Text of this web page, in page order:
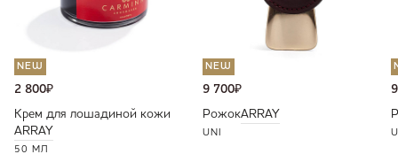
NEW
2 800₽
Крем для лошадиной кожи
ARRAY
50 МЛ
NEW
9 700₽
РожокARRAY
UNI